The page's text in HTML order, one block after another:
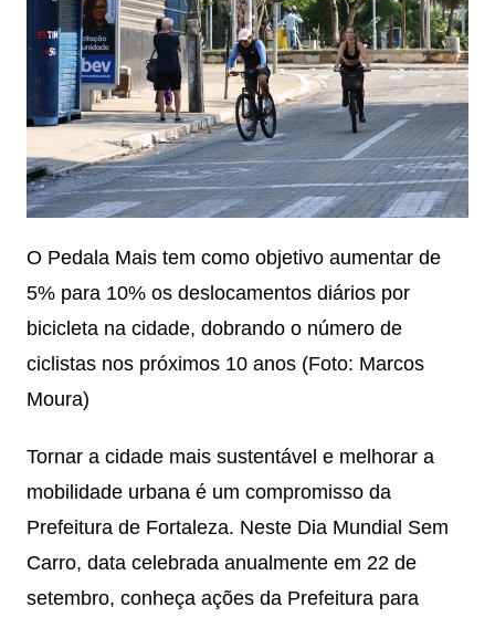
O Pedala Mais tem como objetivo aumentar de
5% para 10% os deslocamentos diários por
bicicleta na cidade, dobrando o número de
ciclistas nos próximos 10 anos (Foto: Marcos
Moura)
Tornar a cidade mais sustentável e melhorar a
mobilidade urbana é um compromisso da
Prefeitura de Fortaleza. Neste Dia Mundial Sem
Carro, data celebrada anualmente em 22 de
setembro, conheça ações da Prefeitura para